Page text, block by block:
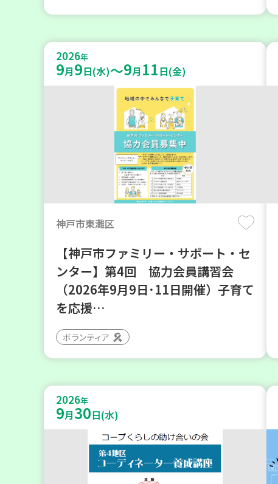
2026年
9月9日(水)～9月 11日(金)
神戸市東灘区
【神戸市ファミリー・サポート・セ
ンター】第4回 協力会員講習会
（2026年9月9日･11日開催）子育て
を応援…
ボランティア
2026年
9月30日(水)